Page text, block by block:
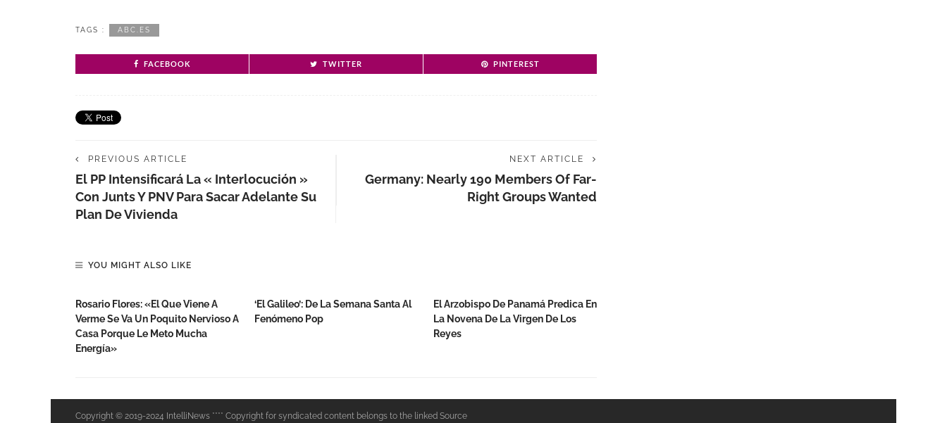
TAGS : ABC.ES
FACEBOOK TWITTER PINTEREST
PREVIOUS ARTICLE
El PP Intensificará La « Interlocución »
Con Junts Y PNV Para Sacar Adelante Su
Plan De Vivienda
NEXT ARTICLE
Germany: Nearly 190 Members Of Far-
Right Groups Wanted
YOU MIGHT ALSO LIKE
Rosario Flores: «El Que Viene A
Verme Se Va Un Poquito Nervioso A
Casa Porque Le Meto Mucha
Energía»
‘El Galileo’: De La Semana Santa Al
Fenómeno Pop
El Arzobispo De Panamá Predica En
La Novena De La Virgen De Los
Reyes
Copyright © 2019-2024 IntelliNews **** Copyright for syndicated content belongs to the linked Source